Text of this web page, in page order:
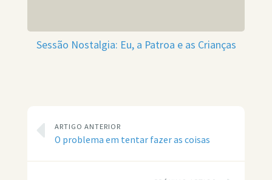
Sessão Nostalgia: Eu, a Patroa e as Crianças
ARTIGO ANTERIOR
O problema em tentar fazer as coisas